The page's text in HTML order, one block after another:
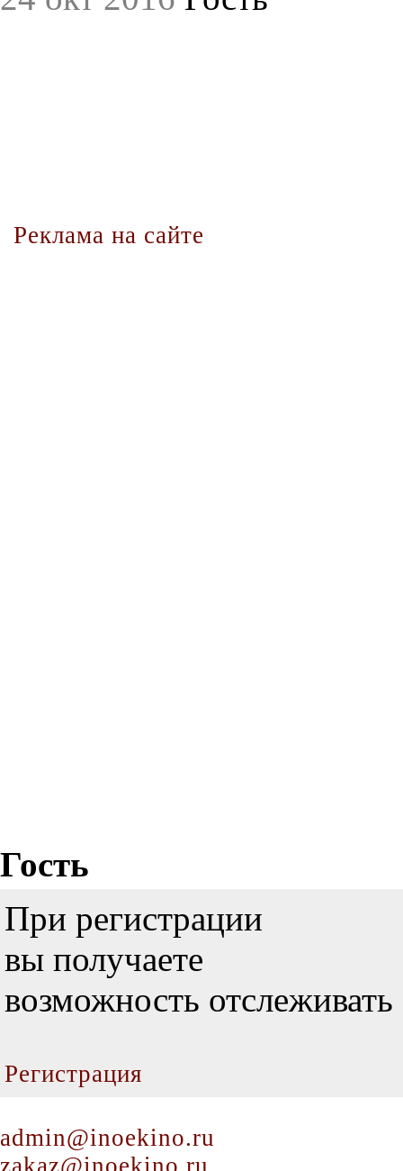
Реклама на сайте
Гость
При регистрации
вы получаете
возможность
Регистрация
admin@inoekino.ru